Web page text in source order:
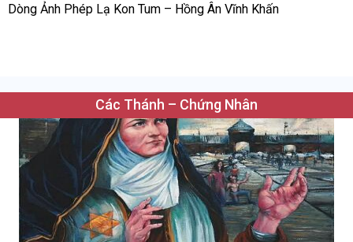
Dòng Ảnh Phép Lạ Kon Tum – Hồng Ân Vĩnh Khấn
Các Thánh – Chứng Nhân